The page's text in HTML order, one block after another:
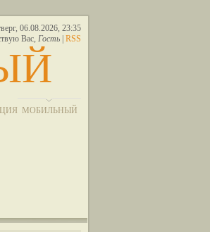
06.08.2026, 23:35
Вас, Гость RSS
МОБИЛЬНЫЙ